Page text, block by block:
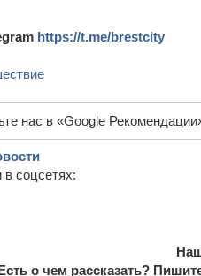
https://t.me/brestcity
нас в «Google
соцсетях:
о чем рассказать?